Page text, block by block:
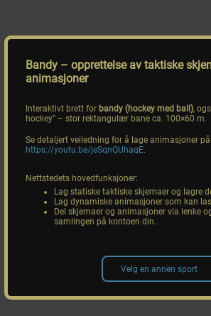
Bandy – opprettelse av taktiske
animasjoner
Interaktivt brett for bandy (hockey med ball),
hockey" – stor rektangulær bane ca. 100×60 m.
Se detaljert veiledning for å lage animasjoner på
https://youtu.be/jeSqnQUhaqE.
Nettstedets hovedfunksjoner:
Lag statiske taktiske skjemaer og lagre
Lag dynamiske animasjoner som kan
Del skjemaer og animasjoner via lenke
samlingen på kontoen din.
Velg en annen sport